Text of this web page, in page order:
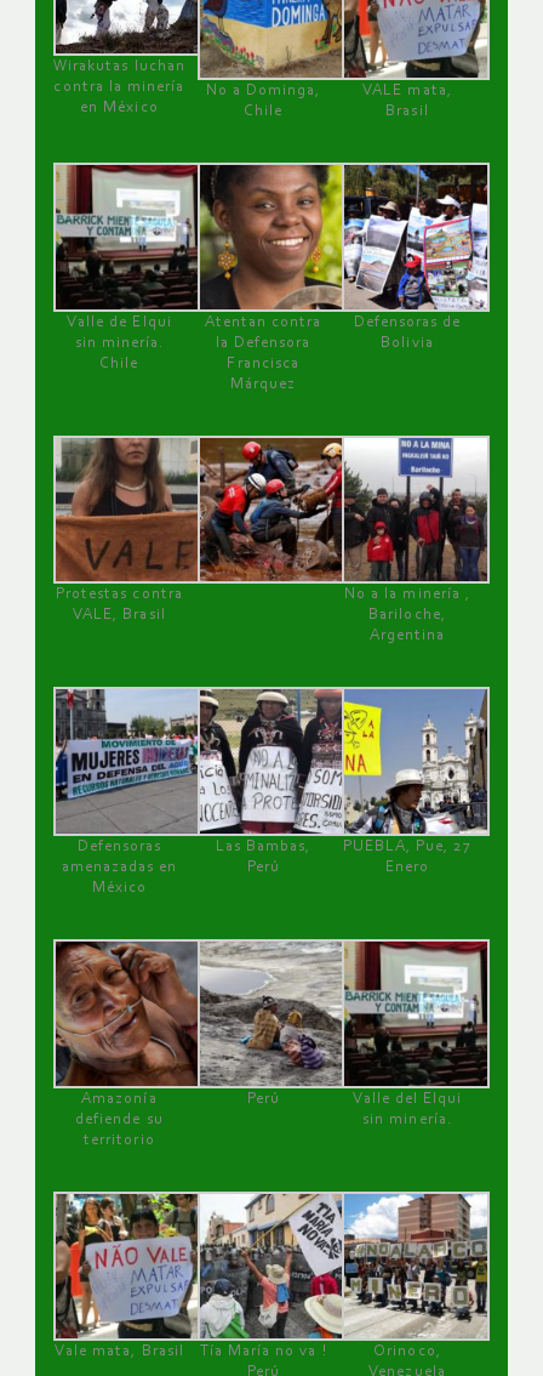
Wirakutas luchan
contra la minería
en México
No a Dominga,
Chile
VALE mata,
Brasil
Valle de Elqui
sin minería.
Chile
Atentan contra
la Defensora
Francisca
Márquez
Defensoras de
Bolivia
Protestas contra
VALE, Brasil
No a la minería ,
Bariloche,
Argentina
Defensoras
amenazadas en
México
Las Bambas,
Perú
PUEBLA, Pue, 27
Enero
Amazonía
defiende su
territorio
Perú
Valle del Elqui
sin minería.
Vale mata, Brasil
Tía María no va !
Perú
Orinoco,
Venezuela